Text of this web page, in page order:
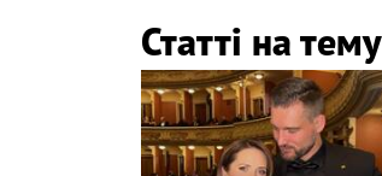
Статті на тему